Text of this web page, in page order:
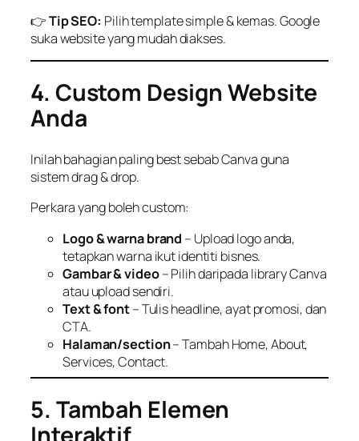
👉Tip SEO: Pilih template simple & kemas. Google
suka website yang mudah diakses.
4. Custom Design Website
Anda
Inilah bahagian paling best sebab Canva guna
sistem drag & drop.
Perkara yang boleh custom:
Logo & warna brand – Upload logo anda,
tetapkan warna ikut identiti bisnes.
Gambar & video– Pilih daripada library Canva
atau upload sendiri.
Text & font– Tulis headline, ayat promosi, dan
CTA.
Halaman/section– Tambah Home, About,
Services, Contact.
5. Tambah Elemen